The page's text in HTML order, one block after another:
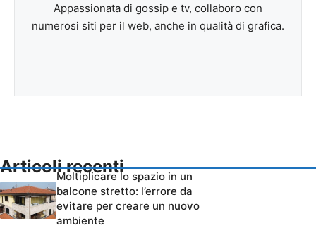
Appassionata di gossip e tv, collaboro con
numerosi siti per il web, anche in qualità di grafica.
Articoli recenti
Moltiplicare lo spazio in un
balcone stretto: l’errore da
evitare per creare un nuovo
ambiente